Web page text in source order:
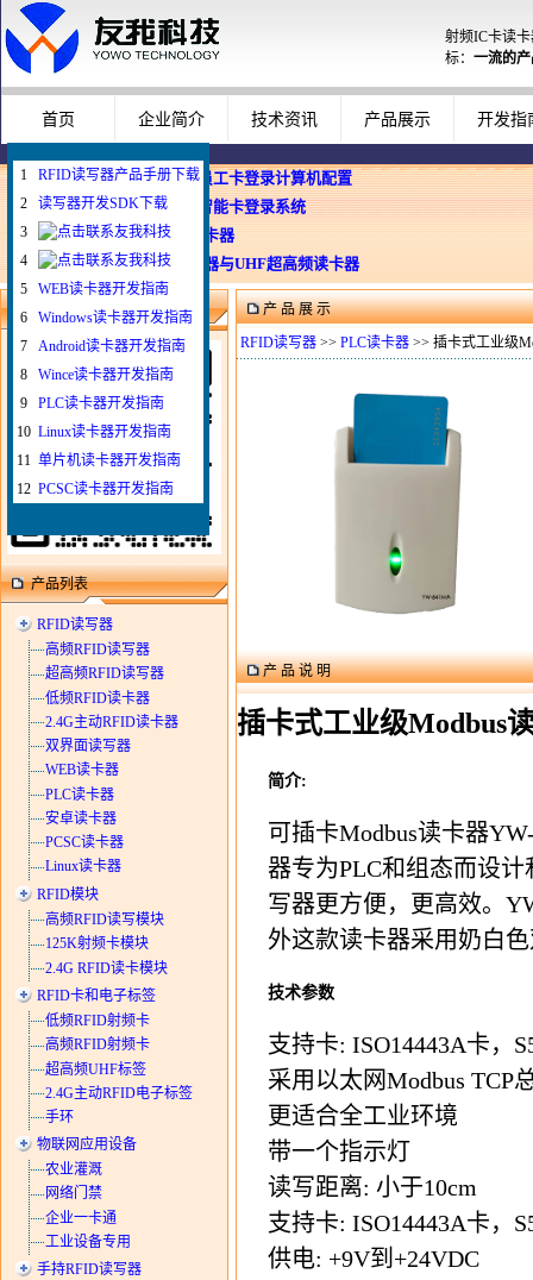
射频IC卡读
标： 一流的
首页 企业简介 技术资讯 产品展示 开发指
企业使用员工卡登录计算机配置
Windows智能卡登录系统
WEB与发卡器
WEB浏览器与UHF超高频读卡器
微信扫一扫联系我
产品列表
RFID读写器
高频RFID读写器
超高频RFID读写器
低频RFID读卡器
2.4G主动RFID读卡器
双界面读写器
WEB读卡器
PLC读卡器
安卓读卡器
PCSC读卡器
Linux读卡器
RFID模块
高频RFID读写模块
125K射频卡模块
2.4G RFID读卡模块
RFID卡和电子标签
低频RFID射频卡
高频RFID射频卡
超高频UHF标签
2.4G主动RFID电子标签
手环
物联网应用设备
农业灌溉
网络门禁
企业一卡通
工业设备专用
手持RFID读写器
产 品 展 示
RFID读写器 >> PLC读卡器 >> 插卡式工业级
产 品 说 明
插卡式工业级Modbus
简介:
可插卡Modbus读卡器
器专为PLC和组态而设
写器更方便，更高效。
外这款读卡器采用奶白
技术参数
支持卡: ISO14443A卡，
采用以太网Modbus TCP
更适合全工业环境
带一个指示灯
读写距离: 小于10cm
支持卡: ISO14443A卡，
供电: +9V到+24VDC
1
RFID读写器产品手册下载
2
读写器开发SDK下载
3
4
5
WEB读卡器开发指南
6
Windows读卡器开发指南
7
Android读卡器开发指南
8
Wince读卡器开发指南
9
PLC读卡器开发指南
10 Linux读卡器开发指南
11 单片机读卡器开发指南
12 PCSC读卡器开发指南